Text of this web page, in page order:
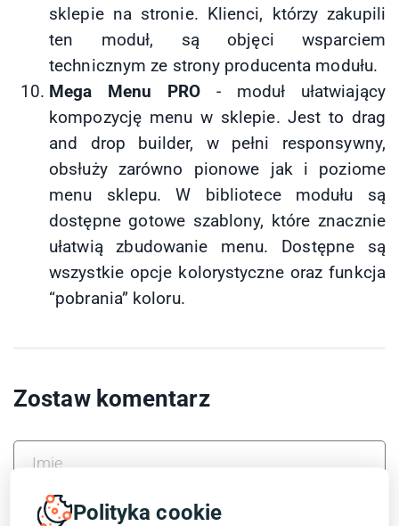
sklepie na stronie. Klienci, którzy zakupili
ten moduł, są objęci wsparciem
technicznym ze strony producenta modułu.
Mega Menu PRO - moduł ułatwiający
kompozycję menu w sklepie. Jest to drag
and drop builder, w pełni responsywny,
obsłuży zarówno pionowe jak i poziome
menu sklepu. W bibliotece modułu są
dostępne gotowe szablony, które znacznie
ułatwią zbudowanie menu. Dostępne są
wszystkie opcje kolorystyczne oraz funkcja
“pobrania” koloru.
Zostaw komentarz
Polityka cookie